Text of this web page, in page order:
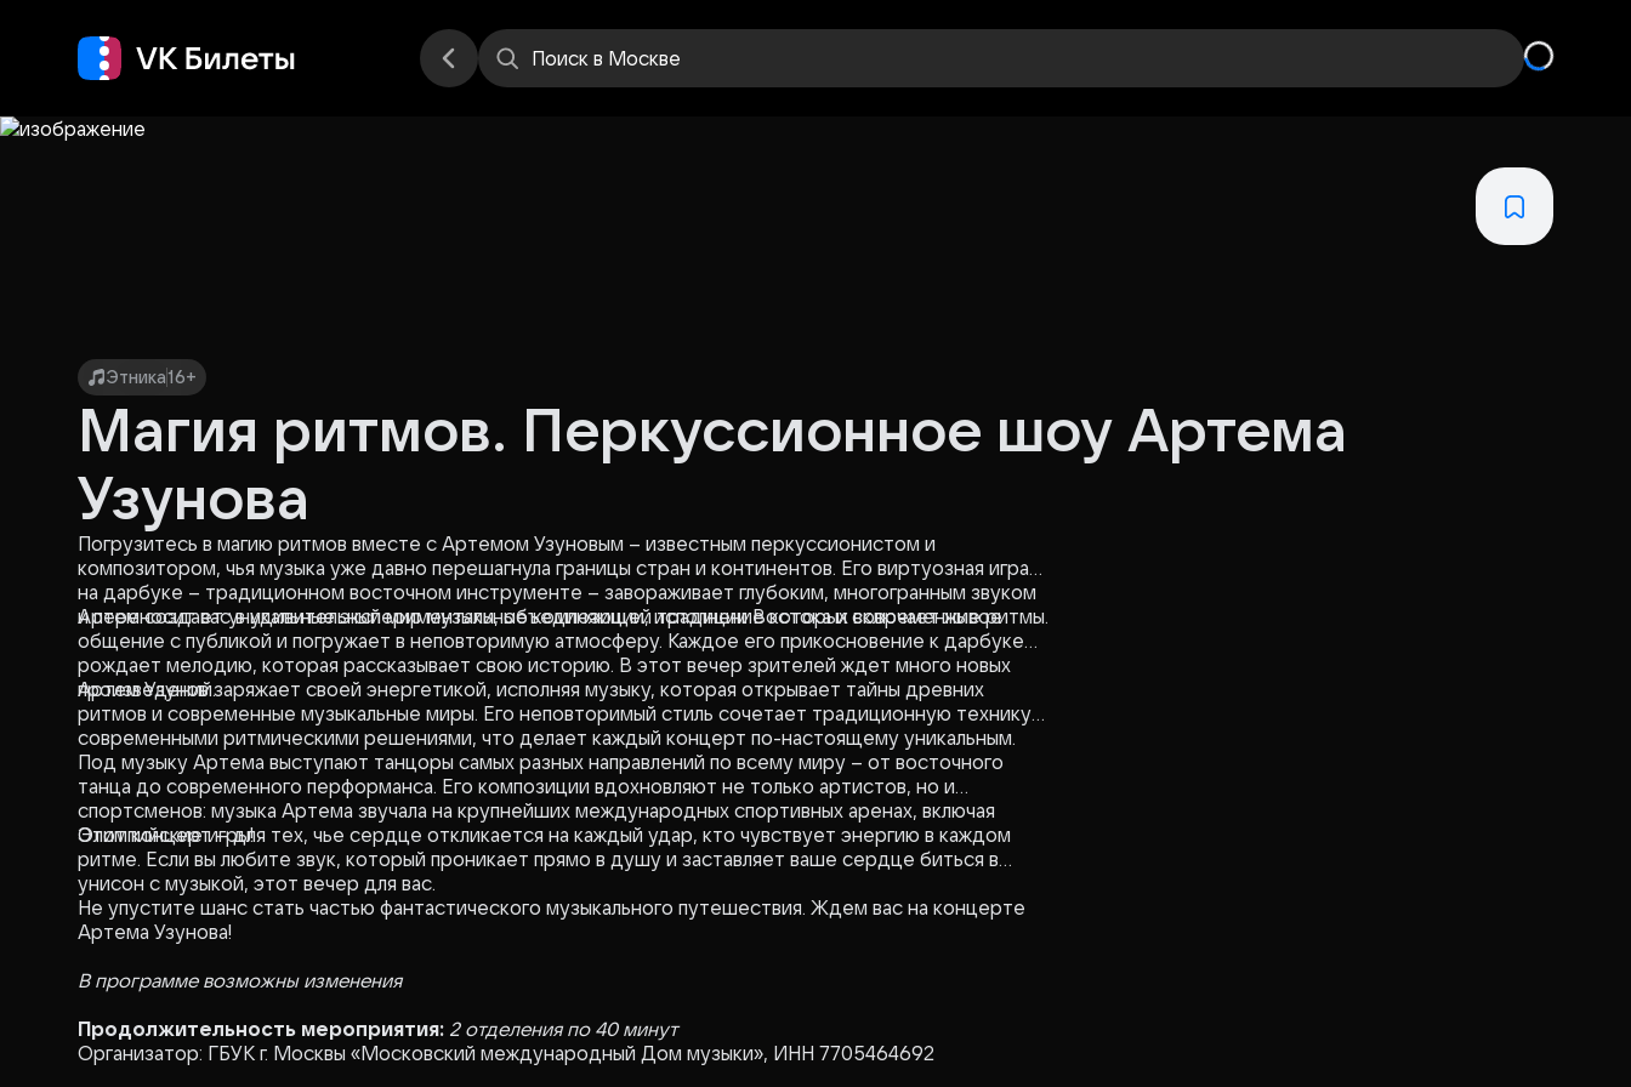
Поиск в Москве
Этника16+
Магия ритмов. Перкуссионное шоу Артема
Узунова
Погрузитесь в магию ритмов вместе с Артемом Узуновым – известным перкуссионистом и
композитором, чья музыка уже давно перешагнула границы стран и континентов. Его виртуозная игра
на дарбуке – традиционном восточном инструменте – завораживает глубоким, многогранным звуком
и переносит вас в удивительный мир музыки, объединяющей традиции Востока и современные ритмы.
Артем создает уникальные экспериментальные композиции, исполнение которых включает живое
общение с публикой и погружает в неповторимую атмосферу. Каждое его прикосновение к дарбуке
рождает мелодию, которая рассказывает свою историю. В этот вечер зрителей ждет много новых
произведений.
Артем Узунов заряжает своей энергетикой, исполняя музыку, которая открывает тайны древних
ритмов и современные музыкальные миры. Его неповторимый стиль сочетает традиционную технику с
современными ритмическими решениями, что делает каждый концерт по-настоящему уникальным.
Под музыку Артема выступают танцоры самых разных направлений по всему миру – от восточного
танца до современного перформанса. Его композиции вдохновляют не только артистов, но и
спортсменов: музыка Артема звучала на крупнейших международных спортивных аренах, включая
Олимпийские игры!
Этот концерт – для тех, чье сердце откликается на каждый удар, кто чувствует энергию в каждом
ритме. Если вы любите звук, который проникает прямо в душу и заставляет ваше сердце биться в
унисон с музыкой, этот вечер для вас.
Не упустите шанс стать частью фантастического музыкального путешествия. Ждем вас на концерте
Артема Узунова!
В программе возможны изменения
Продолжительность мероприятия: 2 отделения по 40 минут
Организатор: ГБУК г. Москвы «Московский международный Дом музыки», ИНН 7705464692